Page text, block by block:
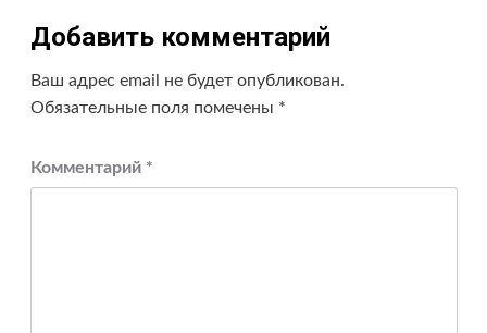
Добавить комментарий
Ваш адрес email не будет опубликован.
Обязательные поля помечены *
Комментарий *